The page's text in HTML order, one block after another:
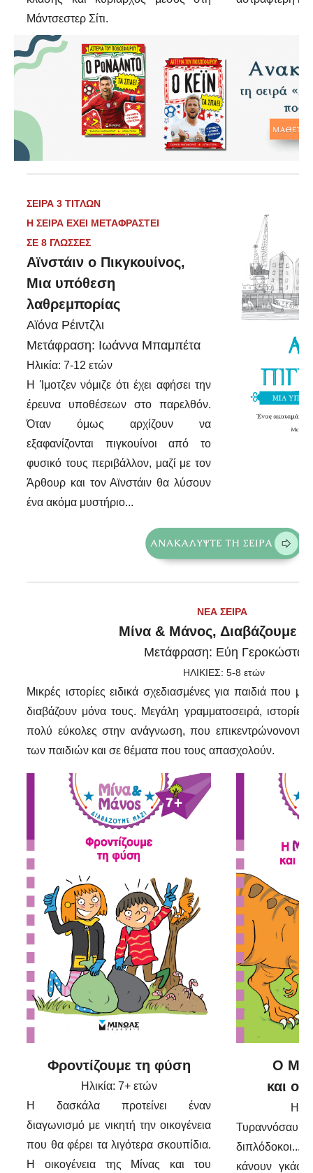
Μάντσεστερ Σίτι.
ΣΕΙΡΑ 3 ΤΙΤΛΩΝ
Η ΣΕΙΡΑ ΕΧΕΙ ΜΕΤΑΦΡΑΣΤΕΙ
ΣΕ 8 ΓΛΩΣΣΕΣ
Αϊνστάιν ο Πικγκουίνος,
Μια υπόθεση
λαθρεμπορίας
Αϊόνα Ρέιντζλι
Μετάφραση: Ιωάννα Μπαμπέτα
Ηλικία: 7-12 ετών
Η Ίμοτζεν νόμιζε ότι έχει αφήσει την
έρευνα υποθέσεων στο παρελθόν.
Όταν όμως αρχίζουν να
εξαφανίζονται πιγκουίνοι από το
φυσικό τους περιβάλλον, μαζί με τον
Άρθουρ και τον Αϊνστάιν θα λύσουν
ένα ακόμα μυστήριο...
ΝΕΑ ΣΕΙΡΑ
Μίνα & Μάνος, Διαβάζουμε
Μετάφραση: Εύη Γεροκώστα
ΗΛΙΚΙΕΣ: 5-8 ετών
Μικρές ιστορίες ειδικά σχεδιασμένες για παιδιά που
διαβάζουν μόνα τους. Μεγάλη γραμματοσειρά, ιστορίες
πολύ εύκολες στην ανάγνωση, που επικεντρώνονονται
των παιδιών και σε θέματα που τους απασχολούν.
Φροντίζουμε τη φύση
Ηλικία: 7+ ετών
Η δασκάλα προτείνει έναν
διαγωνισμό με νικητή την οικογένεια
που θα φέρει τα λιγότερα σκουπίδια.
Η οικογένεια της Μίνας και του
Ο
και οι
κάνουν